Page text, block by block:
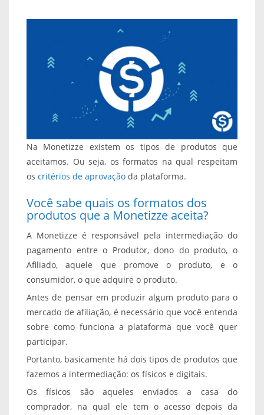
Na Monetizze existem os tipos de produtos que
aceitamos. Ou seja, os formatos na qual respeitam
os critérios de aprovação da plataforma.
Você sabe quais os formatos dos
produtos que a Monetizze aceita?
A Monetizze é responsável pela intermediação do
pagamento entre o Produtor, dono do produto, o
Afiliado, aquele que promove o produto, e o
consumidor, o que adquire o produto.
Antes de pensar em produzir algum produto para o
mercado de afiliação, é necessário que você entenda
sobre como funciona a plataforma que você quer
participar.
Portanto, basicamente há dois tipos de produtos que
fazemos a intermediação: os físicos e digitais.
Os físicos são aqueles enviados a casa do
comprador, na qual ele tem o acesso depois da